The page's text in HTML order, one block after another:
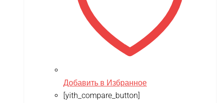
Добавить в Избранное
[yith_compare_button]